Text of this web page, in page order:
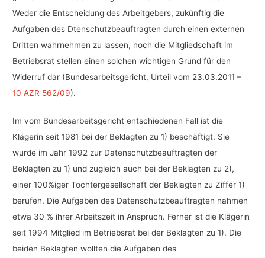
Weder die Entscheidung des Arbeitgebers, zukünftig die
Aufgaben des Dtenschutzbeauftragten durch einen externen
Dritten wahrnehmen zu lassen, noch die Mitgliedschaft im
Betriebsrat stellen einen solchen wichtigen Grund für den
Widerruf dar (Bundesarbeitsgericht, Urteil vom 23.03.2011 –
10 AZR 562/09).
Im vom Bundesarbeitsgericht entschiedenen Fall ist die
Klägerin seit 1981 bei der Beklagten zu 1) beschäftigt. Sie
wurde im Jahr 1992 zur Datenschutzbeauftragten der
Beklagten zu 1) und zugleich auch bei der Beklagten zu 2),
einer 100%iger Tochtergesellschaft der Beklagten zu Ziffer 1)
berufen. Die Aufgaben des Datenschutzbeauftragten nahmen
etwa 30 % ihrer Arbeitszeit in Anspruch. Ferner ist die Klägerin
seit 1994 Mitglied im Betriebsrat bei der Beklagten zu 1). Die
beiden Beklagten wollten die Aufgaben des